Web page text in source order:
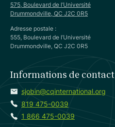
575, Boulevard de l’Université
Drummondville, QC J2C 0R5
Adresse postale :
555, Boulevard de l’Université
Drummondville, QC J2C 0R5
Informations de contact
sjobin@cqinternational.org
819 475-0039
1 866 475-0039